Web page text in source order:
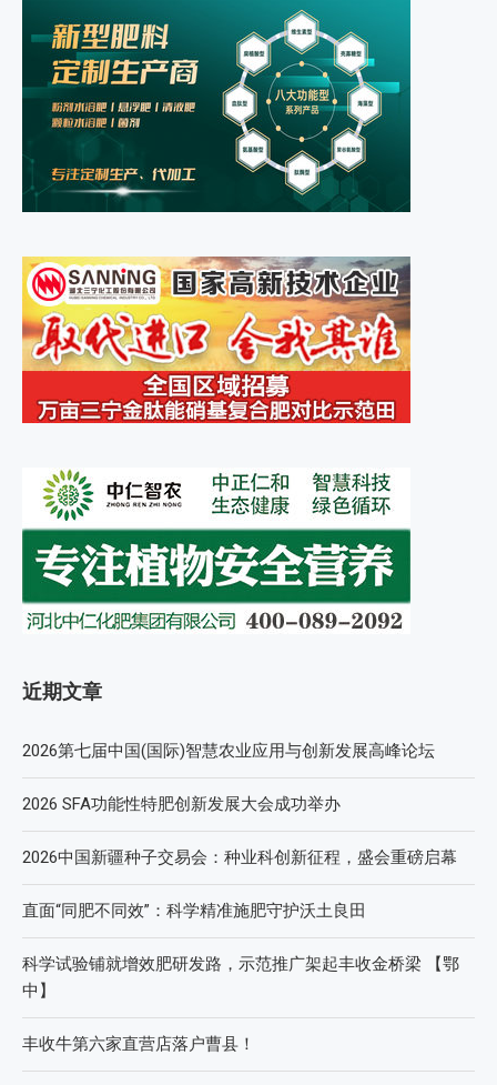
近期文章
2026第七届中国(国际)智慧农业应用与创新发展高峰论坛
2026 SFA功能性特肥创新发展大会成功举办
2026中国新疆种子交易会：种业科创新征程，盛会重磅启幕
直面“同肥不同效”：科学精准施肥守护沃土良田
科学试验铺就增效肥研发路，示范推广架起丰收金桥梁 【鄂
中】
丰收牛第六家直营店落户曹县！